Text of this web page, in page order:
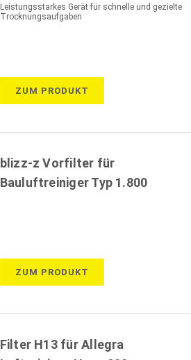
Leistungsstarkes Gerät für schnelle und gezielte
Trocknungsaufgaben
ZUM PRODUKT
blizz-z Vorfilter für
Bauluftreiniger Typ 1.800
ZUM PRODUKT
Filter H13 für Allegra